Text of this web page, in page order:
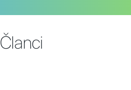
Članci